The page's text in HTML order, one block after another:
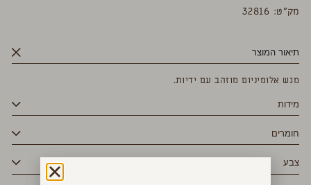
מק”ט: 32816
תיאור המוצר
מגש אלומיניום מוזהב עם ידיות.
מידות
חומרים
צבע